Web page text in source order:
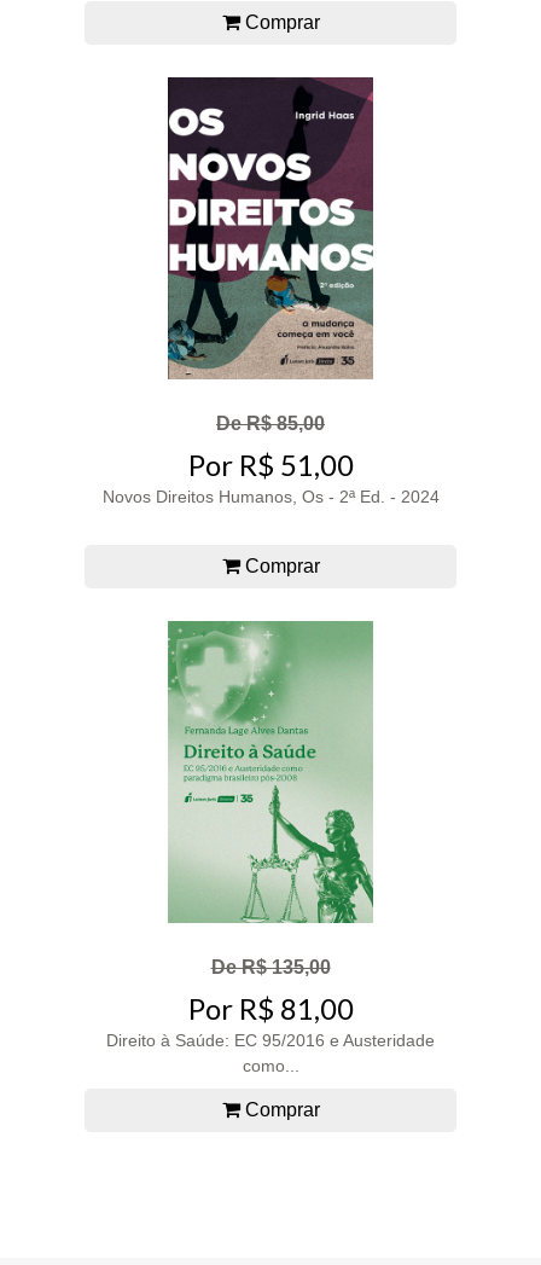
Comprar
De R$ 85,00
Por R$ 51,00
Novos Direitos Humanos, Os - 2ª Ed. - 2024
Comprar
De R$ 135,00
Por R$ 81,00
Direito à Saúde: EC 95/2016 e Austeridade
como...
Comprar